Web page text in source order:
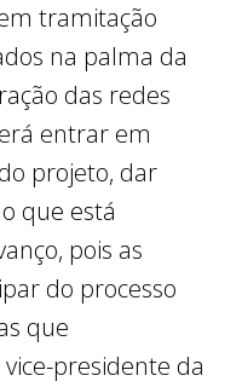
tramitação
na palma da
das redes
entrar em
projeto, dar
que está
pois as
do processo
que
presidente da